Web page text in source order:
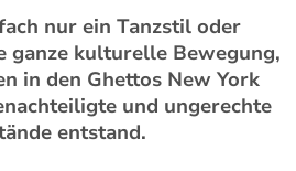
nur ein Tanzstil oder
ganze kulturelle Bewegung,
in den Ghettos New York
und ungerechte
entstand.